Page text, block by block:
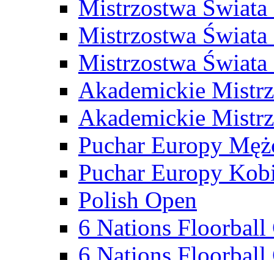
Mistrzostwa
Mistrzostwa
Mistrzostwa
Akademickie
Akademickie
Puchar Europy
Puchar Europy
Polish Open
6 Nations Floorball
6 Nations Floorball